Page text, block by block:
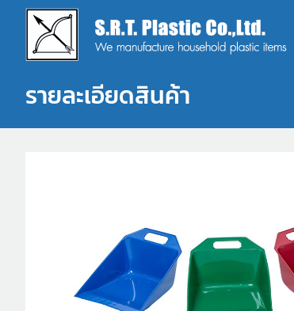
รายละเอียดสินค้า